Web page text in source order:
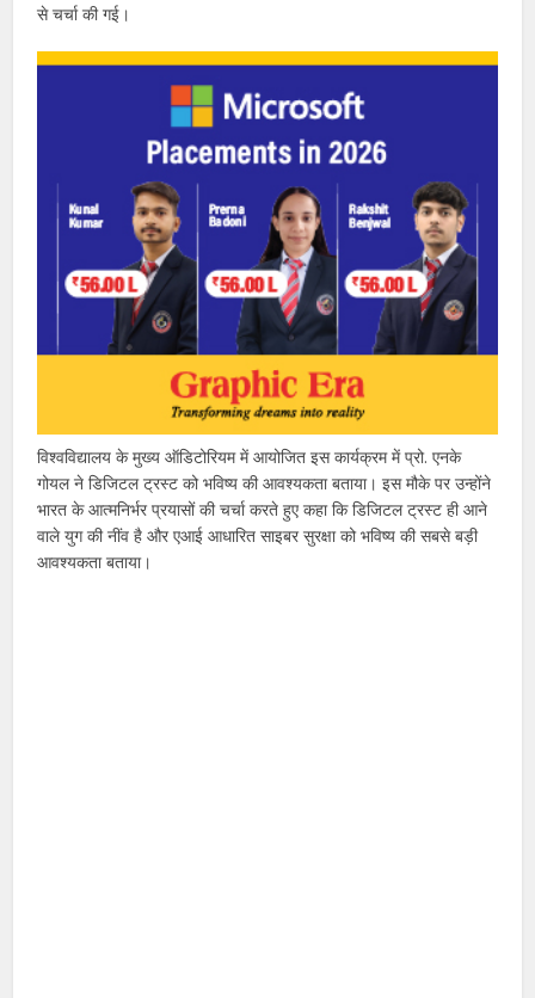
से चर्चा की गई।
विश्वविद्यालय के मुख्य ऑडिटोरियम में आयोजित इस कार्यक्रम में प्रो. एनके
गोयल ने डिजिटल ट्रस्ट को भविष्य की आवश्यकता बताया। इस मौके पर उन्होंने
भारत के आत्मनिर्भर प्रयासों की चर्चा करते हुए कहा कि डिजिटल ट्रस्ट ही आने
वाले युग की नींव है और एआई आधारित साइबर सुरक्षा को भविष्य की सबसे बड़ी
आवश्यकता बताया।